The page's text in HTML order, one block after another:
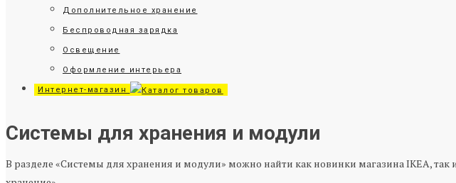
Дополнительное хранение
Беспроводная зарядка
Освещение
Оформление интерьера
Интернет-магазин
Системы для хранения и модули
В разделе «Системы для хранения и модули» можно найти как новинки магазина IKEA,